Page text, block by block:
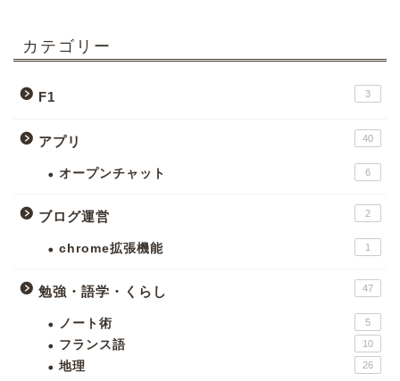
カテゴリー
F1 3
アプリ 40
オープンチャット 6
ブログ運営 2
chrome拡張機能 1
勉強・語学・くらし 47
ノート術 5
フランス語 10
地理 26